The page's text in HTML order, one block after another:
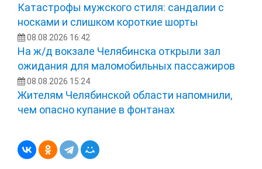
Катастрофы мужского стиля: сандалии с
носками и слишком короткие шорты
08.08.2026 16:42
На ж/д вокзале Челябинска открыли зал
ожидания для маломобильных пассажиров
08.08.2026 15:24
Жителям Челябинской области напомнили,
чем опасно купание в фонтанах